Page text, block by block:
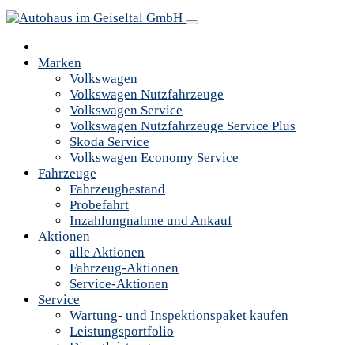
Marken
Volkswagen
Volkswagen Nutzfahrzeuge
Volkswagen Service
Volkswagen Nutzfahrzeuge Service Plus
Skoda Service
Volkswagen Economy Service
Fahrzeuge
Fahrzeugbestand
Probefahrt
Inzahlungnahme und Ankauf
Aktionen
alle Aktionen
Fahrzeug-Aktionen
Service-Aktionen
Service
Wartung- und Inspektionspaket kaufen
Leistungsportfolio